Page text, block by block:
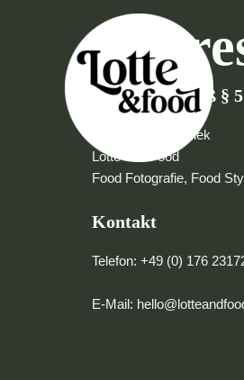
Angaben gemäß §
Charlotte Kreiensiek
Lotte and Food
Food Fotografie, Food
Kontakt
Telefon: +49 (0) 176
E-Mail: